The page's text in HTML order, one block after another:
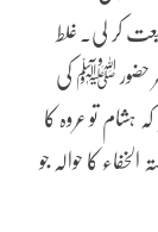
کی۔ صحیح بخاری 4240 حضرت علی رضی اللہ عنہ نے 6 ماہ بعد بیعت کر لی۔ غلط
عمر حضور ﷺ کی
تو عروہ کا
ہے۔ ازالتہ الخفاء کا حوالہ جو